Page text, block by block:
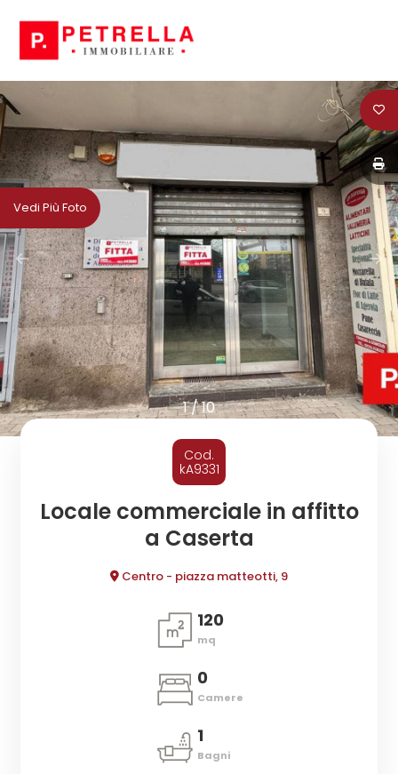
1/10
Vedi Più Foto
Cod.
kA9331
Locale commerciale in affitto
a Caserta
Centro - piazza matteotti, 9
120
mq
0
Camere
1
Bagni
HOME
SIAMO
IN
VENDITA
IN
AFFITTO
NEWS
CONTATTI
Codice
Contratto
Qualsiasi
Vendita
Affitto
Scegli
dove
cercare
Comune